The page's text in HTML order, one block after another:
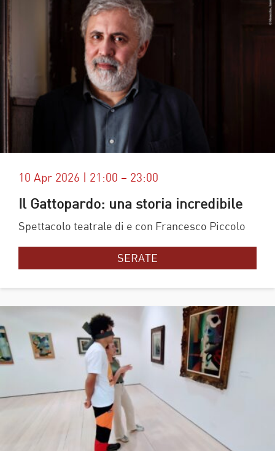
10 Apr 2026 | 21:00 – 23:00
Il Gattopardo: una storia incredibile
Spettacolo teatrale di e con Francesco Piccolo
SERATE